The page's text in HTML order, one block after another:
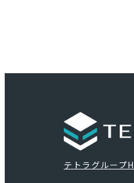
Eメールアドレス
テトラグループ